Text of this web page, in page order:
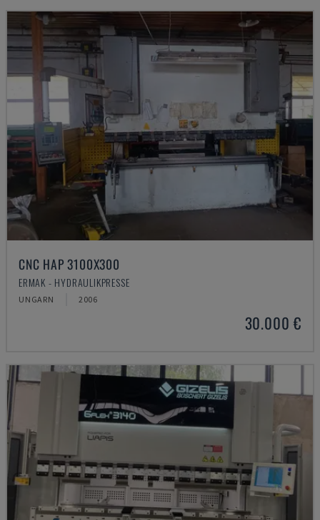
CNC HAP 3100X300
ERMAK - HYDRAULIKPRESSE
UNGARN 2006
30.000 €